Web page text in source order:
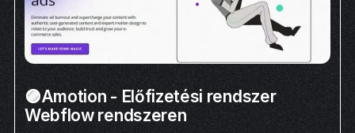
🟣Amotion - Előfizetési rendszer
Webflow rendszeren